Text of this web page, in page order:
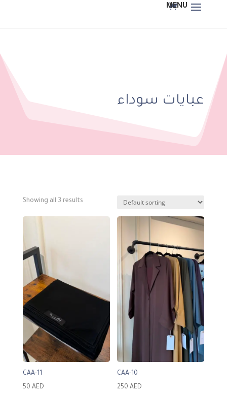
عبايات سوداء
Showing all 3 results
CAA-11
50 AED
CAA-10
250AED